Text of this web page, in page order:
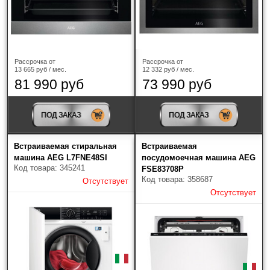
Найдено товаров: 76
Рассрочка от
13 665 руб / мес.
81 990 руб
ПОД ЗАКАЗ
Рассрочка от
12 332 руб / мес.
73 990 руб
ПОД ЗАКАЗ
Встраиваемая стиральная
машина AEG L7FNE48SI
Код товара: 345241
Отсутствует
Встраиваемая
посудомоечная машина AEG
FSE83708P
Код товара: 358687
Отсутствует